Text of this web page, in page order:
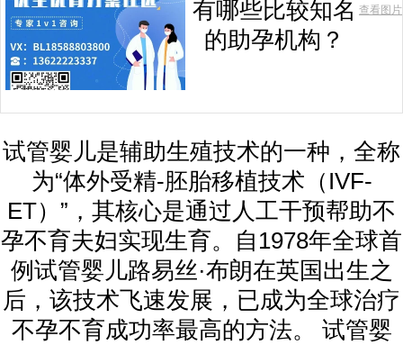
有哪些比较知名
的助孕机构？
查看图片
试管婴儿是辅助生殖技术的一种，全称
为“体外受精-胚胎移植技术（IVF-
ET）”，其核心是通过人工干预帮助不
孕不育夫妇实现生育。自1978年全球首
例试管婴儿路易丝·布朗在英国出生之
后，该技术飞速发展，已成为全球治疗
不孕不育成功率最高的方法。 试管婴